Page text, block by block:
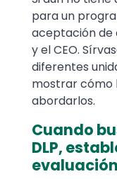
para un
aceptación de
y el CEO.
diferentes
mostrar cómo
abordarlos.
Cuando
DLP,